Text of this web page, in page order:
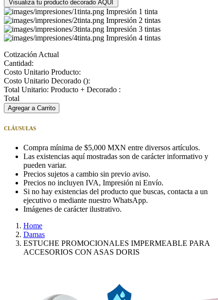
Visualiza tu producto decorado AQUÍ
Impresión 1 tinta
Impresión 2 tintas
Impresión 3 tintas
Impresión 4 tintas
Cotización Actual
Cantidad:
Costo Unitario Producto:
Costo Unitario Decorado ():
Total Unitario: Producto + Decorado :
Total
Agregar a Carrito
CLÁUSULAS
Compra mínima de $5,000 MXN entre diversos artículos.
Las existencias aquí mostradas son de carácter informativo y
pueden variar.
Precios sujetos a cambio sin previo aviso.
Precios no incluyen IVA, Impresión ni Envío.
Si no hay existencias del producto que buscas, contacta a un
ejecutivo o mediante nuestro WhatsApp.
Imágenes de carácter ilustrativo.
Home
Damas
ESTUCHE PROMOCIONALES IMPERMEABLE PARA
ACCESORIOS CON ASAS DORIS